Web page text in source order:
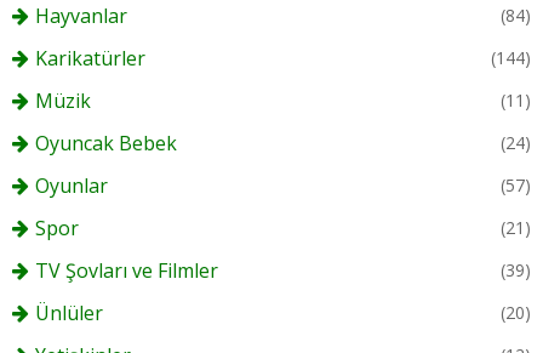
Hayvanlar (84)
Karikatürler (144)
Müzik (11)
Oyuncak Bebek (24)
Oyunlar (57)
Spor (21)
TV Şovları ve Filmler (39)
Ünlüler (20)